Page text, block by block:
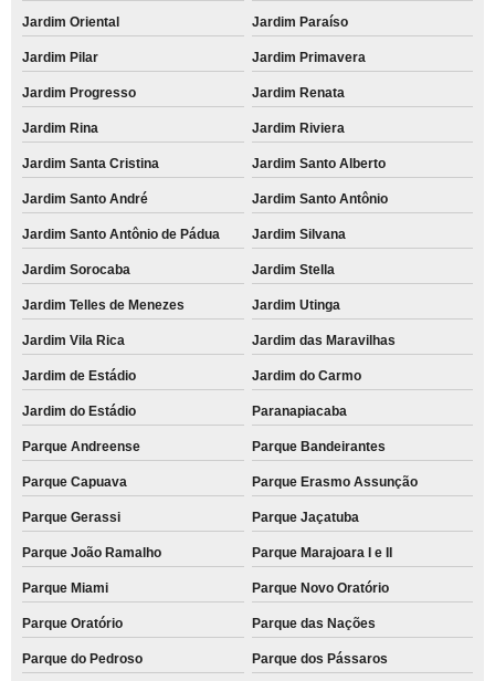
Jardim Oriental Jardim Paraíso
Jardim Pilar Jardim Primavera
Jardim Progresso Jardim Renata
Jardim Rina Jardim Riviera
Jardim Santa Cristina Jardim Santo Alberto
Jardim Santo André Jardim Santo Antônio
Jardim Santo Antônio de Pádua Jardim Silvana
Jardim Sorocaba Jardim Stella
Jardim Telles de Menezes Jardim Utinga
Jardim Vila Rica Jardim das Maravilhas
Jardim de Estádio Jardim do Carmo
Jardim do Estádio Paranapiacaba
Parque Andreense Parque Bandeirantes
Parque Capuava Parque Erasmo Assunção
Parque Gerassi Parque Jaçatuba
Parque João Ramalho Parque Marajoara I e II
Parque Miami Parque Novo Oratório
Parque Oratório Parque das Nações
Parque do Pedroso Parque dos Pássaros